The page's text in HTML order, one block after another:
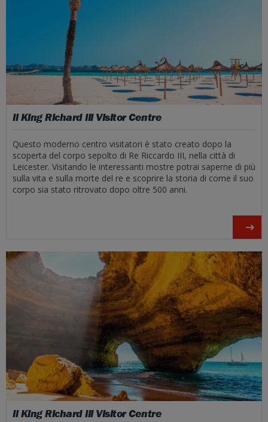
Il King Richard III Visitor Centre
Questo moderno centro visitatori è stato creato dopo la
scoperta del corpo sepolto di Re Riccardo III, nella città di
Leicester. Visitando le interessanti mostre potrai saperne di più
sulla vita e sulla morte del re e scoprire la storia di come il suo
corpo sia stato ritrovato dopo oltre 500 anni.
Il King Richard III Visitor Centre